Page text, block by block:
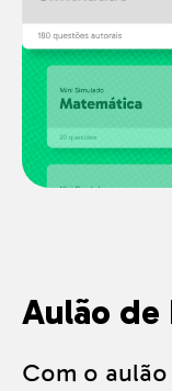
Aulão de
Com o